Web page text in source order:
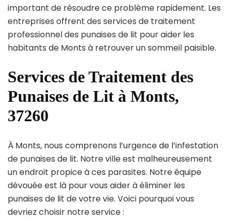
important de résoudre ce problème rapidement. Les
entreprises offrent des services de traitement
professionnel des punaises de lit pour aider les
habitants de Monts à retrouver un sommeil paisible.
Services de Traitement des
Punaises de Lit à Monts,
37260
À Monts, nous comprenons l’urgence de l’infestation
de punaises de lit. Notre ville est malheureusement
un endroit propice à ces parasites. Notre équipe
dévouée est là pour vous aider à éliminer les
punaises de lit de votre vie. Voici pourquoi vous
devriez choisir notre service :